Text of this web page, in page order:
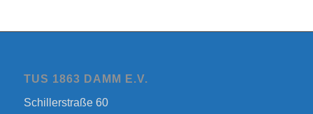
TUS 1863 DAMM E.V.
Schillerstraße 60